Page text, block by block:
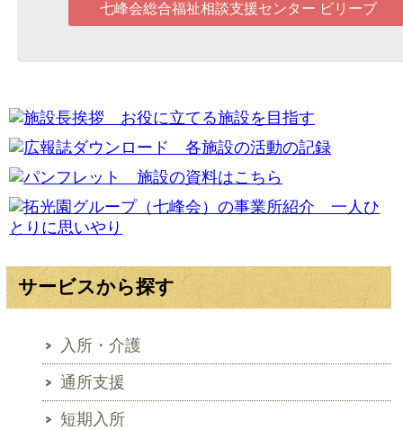
七峰会総合福祉相談支援センター ビリーブ
サービスから探す
入所・介護
通所支援
短期入所